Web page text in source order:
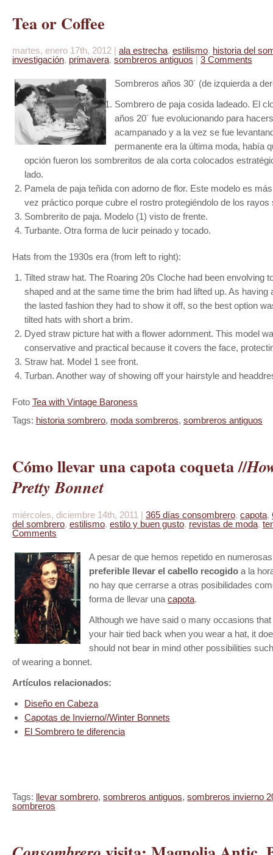
Tea or Coffee
martes, enero 17th, 2012 | ala estrecha, estilismo, historia del
investigación, primavera, sombreros antiguos | 3 Comments
Sombreros años 30´ (de izquierda a
Sombrero de paja cosida ladeado. El
años 20´ fue evolucionando para
acampanado y a la vez se fue
permanente era la última moda, había
opción fueron los sombreritos de ala corta colocados
lado.
Pamela de paja teñida con adorno de flor. Este modelo es
vez práctico porque cubre el rostro protegiéndolo de los rayos
Sombrerito de paja. Modelo (1) visto de frente.
Turbante. Otra forma de lucir peinado y tocado.
Hats from the 1930s era (from left to right):
Tilted straw hat. The Roaring 20s Cloche had been envolving
shaped and at the same time the brim had lifted up. As having
the lasted fashion they had to show it off, so the best option
tilted hats with short a brim.
Dyed straw picture hat with a flower adornment. This model
conservative and practical because it covers the face,
Straw hat. Model 1 see front.
Turban. Another way of showing off your hairstyle and
Foto Tea with Vintage Baroness
Tags: historia sombrero, moda sombreros, sombreros antiguos
Cómo llevar una capota coqueta //
Pretty Bonnet
miércoles, diciembre 14th, 2011 | 365 días consombrero, capota,
del sombrero, estilismo, estilo y buen gusto, revistas de moda,
Comments
A pesar de que hemos repetido en
preferible llevar el cabello recogido a la
no hay que cerrarse a otras posibilidades
forma de llevar una capota.
Although we have said o many occasions that
your hair tied back when you wear a hat, it
should not bear in mind other possibilities
of wearing a bonnet.
Artículos relacionados:
Diseño en Cabeza
Capotas de Invierno//Winter Bonnets
El Sombrero te diferencia
Tags: llevar sombrero, sombreros antiguos, sombreros invierno
sombreros